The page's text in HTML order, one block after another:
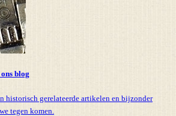
blog
historisch gerelateerde artikelen en bijzonder
tegen komen.